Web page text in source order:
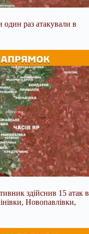
раз атакували в
здійснив 15 атак в
Новопавлівки,